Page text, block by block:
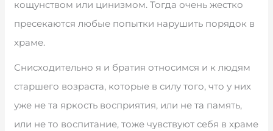
кощунством или цинизмом. Тогда очень жестко
пресекаются любые попытки нарушить порядок в
храме.
Снисходительно я и братия относимся и к людям
старшего возраста, которые в силу того, что у них
уже не та яркость восприятия, или не та память,
или не то воспитание, тоже чувствуют себя в храме